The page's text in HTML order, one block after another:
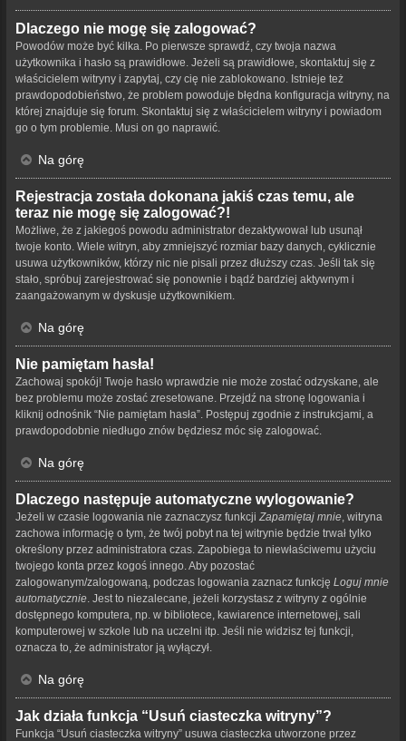
Dlaczego nie mogę się zalogować?
Powodów może być kilka. Po pierwsze sprawdź, czy twoja nazwa
użytkownika i hasło są prawidłowe. Jeżeli są prawidłowe, skontaktuj się z
właścicielem witryny i zapytaj, czy cię nie zablokowano. Istnieje też
prawdopodobieństwo, że problem powoduje błędna konfiguracja witryny, na
której znajduje się forum. Skontaktuj się z właścicielem witryny i powiadom
go o tym problemie. Musi on go naprawić.
Na górę
Rejestracja została dokonana jakiś czas temu, ale
teraz nie mogę się zalogować?!
Możliwe, że z jakiegoś powodu administrator dezaktywował lub usunął
twoje konto. Wiele witryn, aby zmniejszyć rozmiar bazy danych, cyklicznie
usuwa użytkowników, którzy nic nie pisali przez dłuższy czas. Jeśli tak się
stało, spróbuj zarejestrować się ponownie i bądź bardziej aktywnym i
zaangażowanym w dyskusje użytkownikiem.
Na górę
Nie pamiętam hasła!
Zachowaj spokój! Twoje hasło wprawdzie nie może zostać odzyskane, ale
bez problemu może zostać zresetowane. Przejdź na stronę logowania i
kliknij odnośnik “Nie pamiętam hasła”. Postępuj zgodnie z instrukcjami, a
prawdopodobnie niedługo znów będziesz móc się zalogować.
Na górę
Dlaczego następuje automatyczne wylogowanie?
Jeżeli w czasie logowania nie zaznaczysz funkcji Zapamiętaj mnie , witryna
zachowa informację o tym, że twój pobyt na tej witrynie będzie trwał tylko
określony przez administratora czas. Zapobiega to niewłaściwemu użyciu
twojego konta przez kogoś innego. Aby pozostać
zalogowanym/zalogowaną, podczas logowania zaznacz funkcję Loguj mnie
automatycznie . Jest to niezalecane, jeżeli korzystasz z witryny z ogólnie
dostępnego komputera, np. w bibliotece, kawiarence internetowej, sali
komputerowej w szkole lub na uczelni itp. Jeśli nie widzisz tej funkcji,
oznacza to, że administrator ją wyłączył.
Na górę
Jak działa funkcja “Usuń ciasteczka witryny”?
Funkcja “Usuń ciasteczka witryny” usuwa ciasteczka utworzone przez